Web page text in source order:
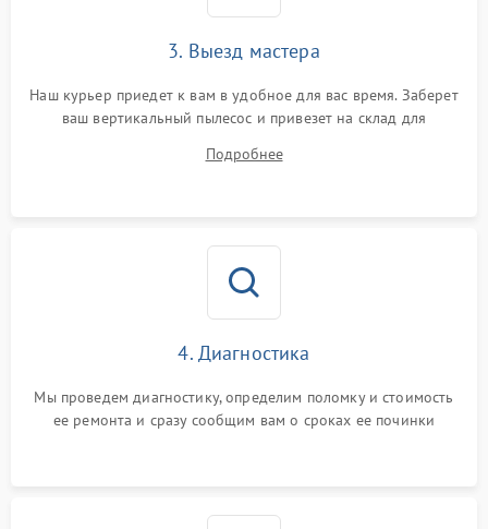
3. Выезд мастера
Наш курьер приедет к вам в удобное для вас время. Заберет
ваш вертикальный пылесос и привезет на склад для
Подробнее
4. Диагностика
Мы проведем диагностику, определим поломку и стоимость
ее ремонта и сразу сообщим вам о сроках ее починки